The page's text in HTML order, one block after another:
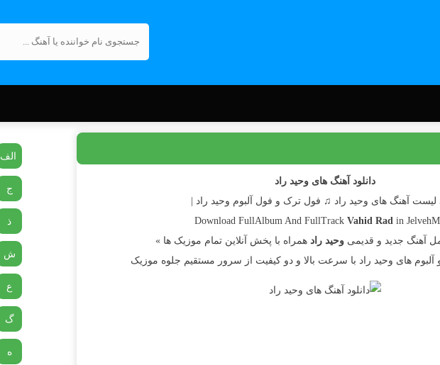
دانلود آهنگ های وحید راد
لیست آهنگ های وحید راد ♫ فول ترک و فول آلبوم وحید راد |
Download FullAlbum And FullTrackVahid Radin
آهنگ جدید و قدیمیوحید راد همراه با پخش آنلاین تمام موزیک ها »
آلبوم های وحید راد با سرعت بالا و دو کیفیت از سرور مستقیم جلوه موزیک
الف
ج
ذ
ش
ع
گ
ه